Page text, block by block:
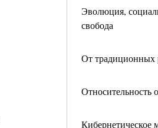
Эволюция,
свобода
От традиционных